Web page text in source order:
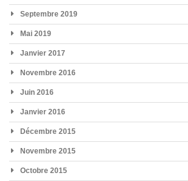
Septembre 2019
Mai 2019
Janvier 2017
Novembre 2016
Juin 2016
Janvier 2016
Décembre 2015
Novembre 2015
Octobre 2015